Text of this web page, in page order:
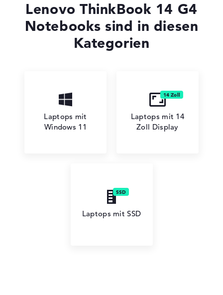
Lenovo Chromebook
Lenovo ThinkBook 14 G4
Notebooks sind in diesen
Kategorien
Laptops mit
Windows 11
Laptops mit 14
Zoll Display
Laptops mit SSD